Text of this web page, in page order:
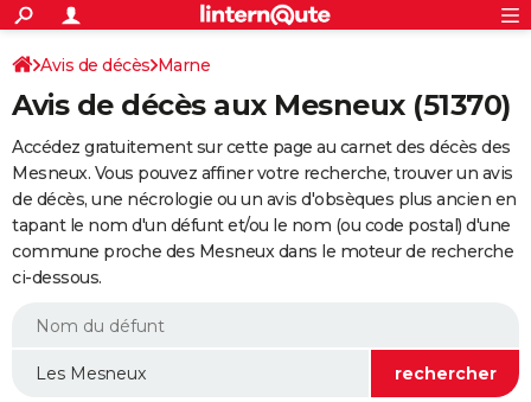
ACTUALITÉS
Politique
Société
Faits Divers
Education
Monde
Villes
+
SPORT
Coupe du monde 2026
Football
Tennis
Cyclisme
Rugby
Forum
Programme TV
TNTStreaming
Cinéma
Sorties cinéma
Musique
+
FINANCE
Retraite
Epargne
Immobilier
Risques naturels par ville
Assurance
AUTO
Essais
Réserver un essai
Citadines
Berlines
SUV
Forum auto
+HIGH-TECH
BRICOLAGE
WEEK-END
Avis de décès Marne
Avis de décès aux Mesneux (51370)
Accédez gratuitement sur cette page au carnet des décès des
Mesneux. Vous pouvez affiner votre recherche, trouver un avis
de décès, une nécrologie ou un avis d'obsèques plus ancien en
tapant le nom d'un défunt et/ou le nom (ou code postal) d'une
commune proche des Mesneux dans le moteur de recherche
ci-dessous.